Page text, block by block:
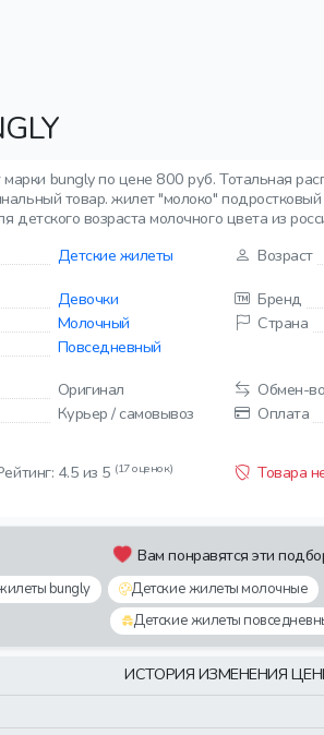
марки bungly по цене 800 руб. Тотальная
товар. жилет "молоко"
детского возраста молочного цвета из
Детские жилеты Возраст
Девочки Бренд
Молочный Страна
Повседневный
Оригинал Обмен-
Курьер / самовывоз Оплата
4.5 из 5 (17 оценок) Товара
Вам понравятся эти
bungly Детские жилеты молочные
Детские жилеты
ИСТОРИЯ ИЗМЕНЕНИЯ